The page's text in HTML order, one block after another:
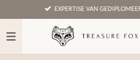
direct
naar
hoofdinhoud
EXPERTISE VAN